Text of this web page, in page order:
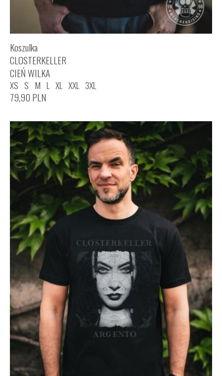
Koszulka
CLOSTERKELLER
CIEŃ WILKA
XS S M L XL XXL 3XL
79,90 PLN